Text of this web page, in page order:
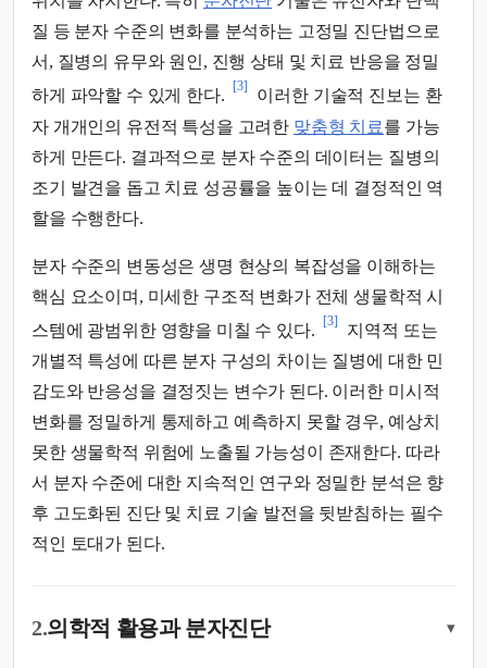
질 등 분자 수준의 변화를 분석하는 고정밀 진단법으로
서, 질병의 유무와 원인, 진행 상태 및 치료 반응을 정밀
하게 파악할 수 있게 한다.
[3]
이러한 기술적 진보는 환
자 개개인의 유전적 특성을 고려한 맞춤형 치료를 가능
하게 만든다. 결과적으로 분자 수준의 데이터는 질병의
조기 발견을 돕고 치료 성공률을 높이는 데 결정적인 역
할을 수행한다.
분자 수준의 변동성은 생명 현상의 복잡성을 이해하는
핵심 요소이며, 미세한 구조적 변화가 전체 생물학적 시
스템에 광범위한 영향을 미칠 수 있다.
[3]
지역적 또는
개별적 특성에 따른 분자 구성의 차이는 질병에 대한 민
감도와 반응성을 결정짓는 변수가 된다. 이러한 미시적
변화를 정밀하게 통제하고 예측하지 못할 경우, 예상치
못한 생물학적 위험에 노출될 가능성이 존재한다. 따라
서 분자 수준에 대한 지속적인 연구와 정밀한 분석은 향
후 고도화된 진단 및 치료 기술 발전을 뒷받침하는 필수
적인 토대가 된다.
2.의학적 활용과 분자진단 ▾